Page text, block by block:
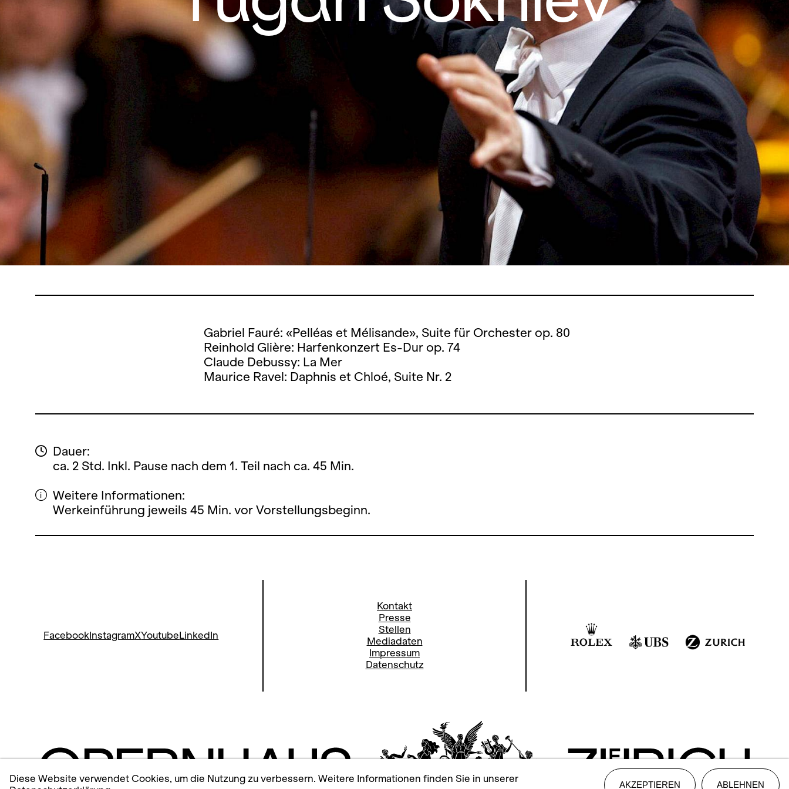
Gabriel Fauré: «Pelléas et Mélisande», Suite für Orchester op. 80
Reinhold Glière: Harfenkonzert Es-Dur op. 74
Claude Debussy: La Mer
Maurice Ravel: Daphnis et Chloé, Suite Nr. 2
Dauer:
ca. 2 Std. Inkl. Pause nach dem 1. Teil nach ca. 45 Min.
Weitere Informationen:
Werkeinführung jeweils 45 Min. vor Vorstellungsbeginn.
FacebookInstagramXYoutubeLinkedIn
Kontakt
Presse
Stellen
Mediadaten
Impressum
Datenschutz
Diese Website verwendet Cookies, um die Nutzung zu verbessern. Weitere Informationen finden Sie in unserer
AKZEPTIEREN ABLEHNEN